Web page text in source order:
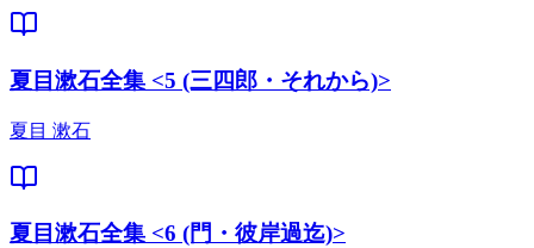
夏目漱石全集 <5 (三四郎・それから)>
夏目 漱石
夏目漱石全集 <6 (門・彼岸過迄)>